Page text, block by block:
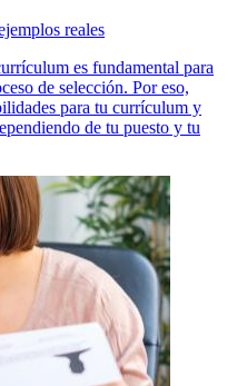
reales
es fundamental para
de selección. Por eso,
para tu currículum y
de tu puesto y tu